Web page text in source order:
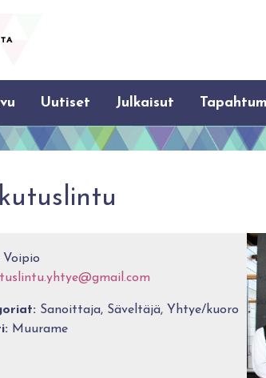
Uutiset Julkaisut
Voipio
Sanoittaja, Säveltäjä, Yhtye/kuoro
Muurame